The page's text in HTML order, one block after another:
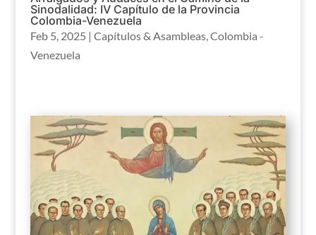
Sinodalidad: IV Capítulo de la Provincia
Colombia-Venezuela
Feb 5, 2025 | Capítulos & Asambleas,Colombia -
Venezuela